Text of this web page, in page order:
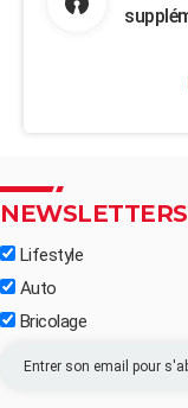
NEWSLETTERS
Lifestyle
Auto
Bricolage